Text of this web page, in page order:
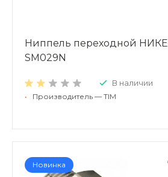
Ниппель переходной
SM029N
В наличии
• Производитель — TIM
Новинка